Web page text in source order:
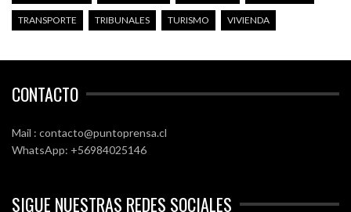
TRANSPORTE TRIBUNALES TURISMO VIVIENDA
CONTACTO
Mail : contacto@puntoprensa.cl
WhatsApp: +56984025146
SIGUE NUESTRAS REDES SOCIALES